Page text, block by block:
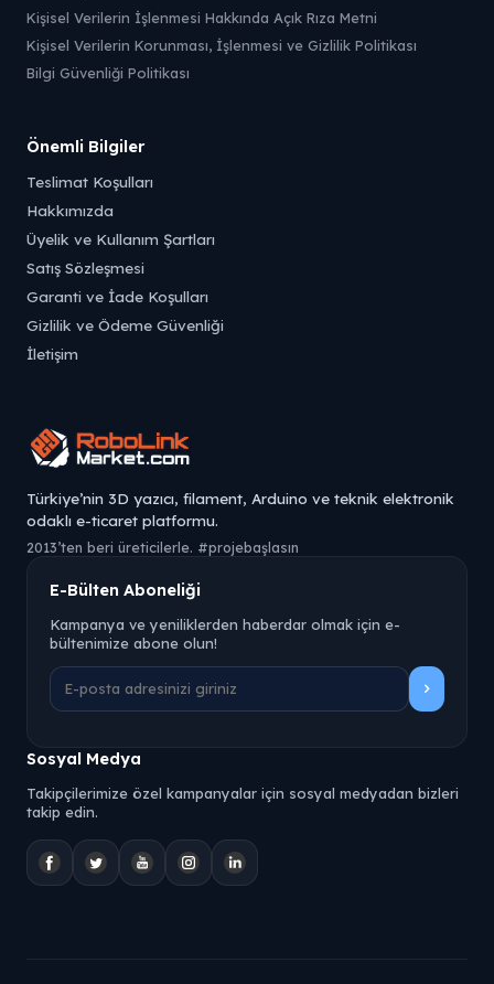
Kişisel Verilerin İşlenmesi Hakkında Açık Rıza Metni
Kişisel Verilerin Korunması, İşlenmesi ve Gizlilik Politikası
Bilgi Güvenliği Politikası
Önemli Bilgiler
Teslimat Koşulları
Hakkımızda
Üyelik ve Kullanım Şartları
Satış Sözleşmesi
Garanti ve İade Koşulları
Gizlilik ve Ödeme Güvenliği
İletişim
Türkiye’nin 3D yazıcı, filament, Arduino ve teknik elektronik
odaklı e-ticaret platformu.
2013’ten beri üreticilerle. #projebaşlasın
E-Bülten Aboneliği
Kampanya ve yeniliklerden haberdar olmak için e-
bültenimize abone olun!
Sosyal Medya
Takipçilerimize özel kampanyalar için sosyal medyadan bizleri
takip edin.